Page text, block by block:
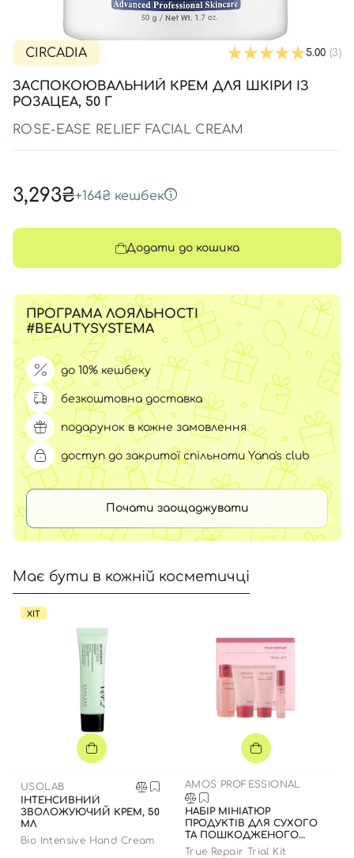
Креми для тіла з SPF
Мініатюри
Карбоксітерапія
Бʼюті гаджети
Набори
Спеціальний догляд
Для чоловіків
Дезодоранти
Засоби для інтимної гігієни
Автозасмага для тіла
CIRCADIA 5.00 (3)
ЗАСПОКОЮВАЛЬНИЙ КРЕМ ДЛЯ ШКІРИ ІЗ
РОЗАЦЕА, 50 Г
ROSE-EASE RELIEF FACIAL CREAM
3,293₴+164₴ кешбек
Додати до кошика
ПРОГРАМА ЛОЯЛЬНОСТІ
#BEAUTYSYSTEMA
до 10% кешбеку
безкоштовна доставка
подарунок в кожне замовлення
доступ до закритої спільноти Yana's club
Почати заощаджувати
Має бути в кожній косметичці
ХІТ
USOLAB
ІНТЕНСИВНИЙ
ЗВОЛОЖУЮЧИЙ КРЕМ, 50
МЛ
Bio Intensive Hand Cream
AMOS PROFESSIONAL
НАБІР МІНІАТЮР
ПРОДУКТІВ ДЛЯ СУХОГО
ТА ПОШКОДЖЕНОГО
ВОЛОССЯ
True Repair Trial Kit